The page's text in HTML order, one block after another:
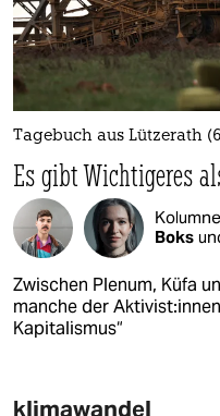
Tagebuch aus Lützerath
Es gibt Wichtigeres
Kolumne
Boks
Zwischen Plenum, Küfa
manche der
Kapitalismus“
klimawandel